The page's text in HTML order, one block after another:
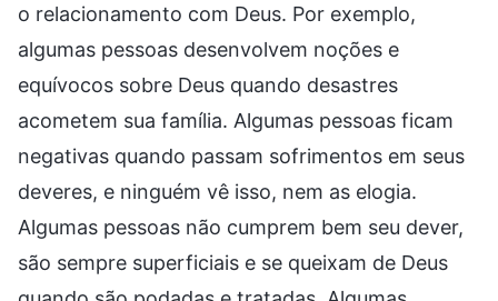
o relacionamento com Deus. Por exemplo,
algumas pessoas desenvolvem noções e
equívocos sobre Deus quando desastres
acometem sua família. Algumas pessoas ficam
negativas quando passam sofrimentos em seus
deveres, e ninguém vê isso, nem as elogia.
Algumas pessoas não cumprem bem seu dever,
são sempre superficiais e se queixam de Deus